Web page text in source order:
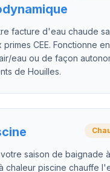
facture d'eau chaude
primes CEE. Fonctionne
eau ou de façon
de Houilles.
saison de baignade
chaleur piscine chauffe